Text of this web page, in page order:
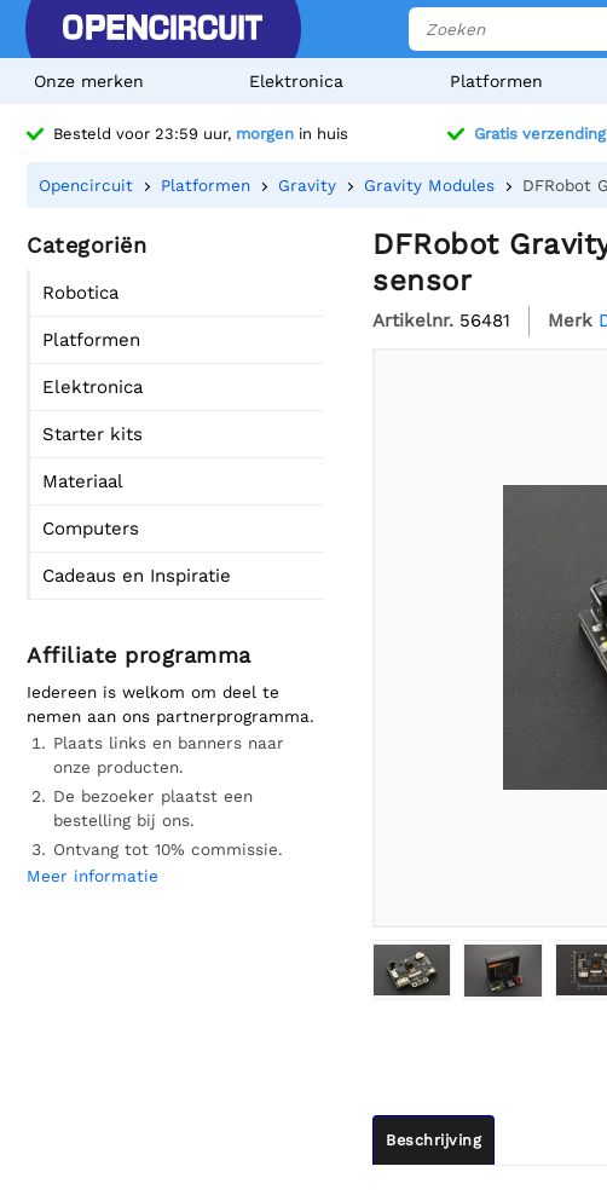
Onze merken Elektronica Platformen
Besteld voor 23:59 uur, morgen in huis Gratis verzending
Opencircuit Platformen Gravity Gravity Modules DFRobot
Categoriën
Robotica
Platformen
Elektronica
Starter kits
Materiaal
Computers
Cadeaus en Inspiratie
Affiliate programma
Iedereen is welkom om deel te
nemen aan ons partnerprogramma.
Plaats links en banners naar
onze producten.
De bezoeker plaatst een
bestelling bij ons.
Ontvang tot 10% commissie.
Meer informatie
DFRobot
sensor
Artikelnr. 56481 Merk
Beschrijving